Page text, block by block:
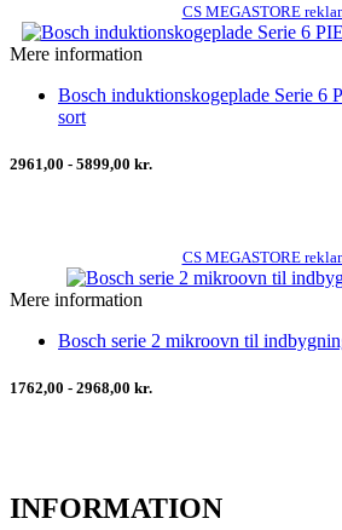
CS MEGASTORE
Mere information
Bosch induktionskogeplade Serie 6
sort
2961,00 - 5899,00 kr.
CS MEGASTORE
Mere information
Bosch serie 2 mikroovn til
1762,00 - 2968,00 kr.
INFORMATION